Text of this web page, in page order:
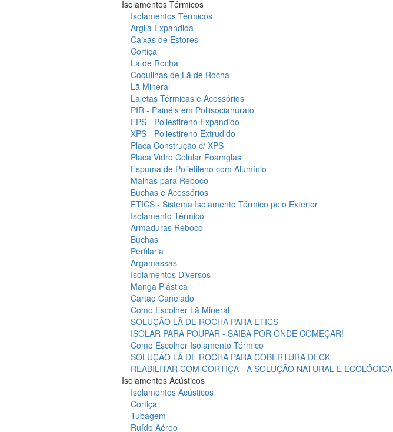
Isolamentos Térmicos
Isolamentos Térmicos
Argila Expandida
Caixas de Estores
Cortiça
Lã de Rocha
Coquilhas de Lã de Rocha
Lã Mineral
Lajetas Térmicas e Acessórios
PIR - Painéis em Poliisocianurato
EPS - Poliestireno Expandido
XPS - Poliestireno Extrudido
Placa Construção c/ XPS
Placa Vidro Celular Foamglas
Espuma de Polietileno com Alumínio
Malhas para Reboco
Buchas e Acessórios
ETICS - Sistema Isolamento Térmico pelo Exterior
Isolamento Térmico
Armaduras Reboco
Buchas
Perfilaria
Argamassas
Isolamentos Diversos
Manga Plástica
Cartão Canelado
Como Escolher Lã Mineral
SOLUÇÃO LÃ DE ROCHA PARA ETICS
ISOLAR PARA POUPAR - SAIBA POR ONDE COMEÇAR!
Como Escolher Isolamento Térmico
SOLUÇÃO LÃ DE ROCHA PARA COBERTURA DECK
REABILITAR COM CORTIÇA - A SOLUÇÃO NATURAL E ECOLÓGICA
Isolamentos Acústicos
Isolamentos Acústicos
Cortiça
Tubagem
Ruído Aéreo